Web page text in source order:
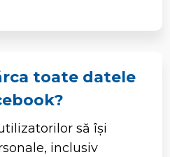
toate datele
să își
inclusiv